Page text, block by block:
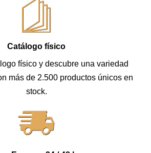
Catálogo físico
físico y descubre una variedad
más de 2.500 productos únicos en
stock.